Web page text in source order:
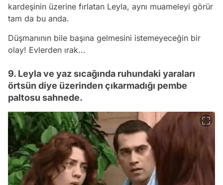
kardeşinin üzerine fırlatan Leyla, aynı muameleyi görür
tam da bu anda.
Düşmanının bile başına gelmesini istemeyeceğin bir
olay! Evlerden ırak...
9. Leyla ve yaz sıcağında ruhundaki yaraları
örtsün diye üzerinden çıkarmadığı pembe
paltosu sahnede.